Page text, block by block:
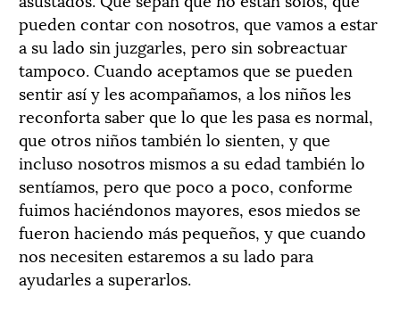
pueden contar con nosotros, que vamos a estar
a su lado sin juzgarles, pero sin sobreactuar
tampoco. Cuando aceptamos que se pueden
sentir así y les acompañamos, a los niños les
reconforta saber que lo que les pasa es normal,
que otros niños también lo sienten, y que
incluso nosotros mismos a su edad también lo
sentíamos, pero que poco a poco, conforme
fuimos haciéndonos mayores, esos miedos se
fueron haciendo más pequeños, y que cuando
nos necesiten estaremos a su lado para
ayudarles a superarlos.